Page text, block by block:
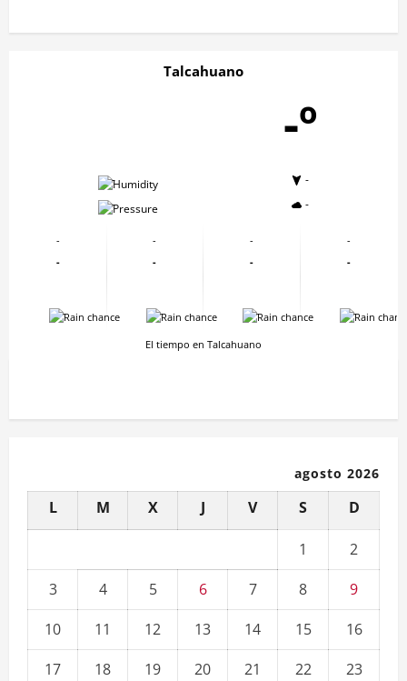
Talcahuano
-º
-
-
-
-
-
-
-
-
-
-
-
-
-
-
-
-
El tiempo en Talcahuano
agosto 2026
L M X J V S D
1
2
3
4 5 6 7 8
9
10
11 12 13 14 15
16
17
18 19 20 21 22
23